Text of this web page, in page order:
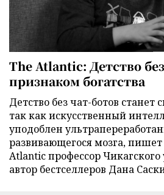
The Atlantic: Детство
признаком богатства
Детство без чат-ботов станет
так как искусственный
уподоблен
развивающегося мозга,
Atlantic профессор
автор бестселлеров Дана